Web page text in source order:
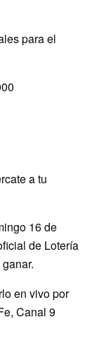
para el
a tu
16 de
de Lotería
en vivo por
Canal 9